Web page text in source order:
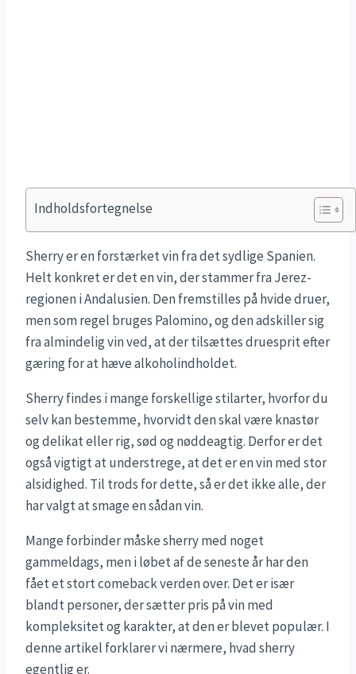
Indholdsfortegnelse
Sherry er en forstærket vin fra det sydlige Spanien.
Helt konkret er det en vin, der stammer fra Jerez-
regionen i Andalusien. Den fremstilles på hvide druer,
men som regel bruges Palomino, og den adskiller sig
fra almindelig vin ved, at der tilsættes druesprit efter
gæring for at hæve alkoholindholdet.
Sherry findes i mange forskellige stilarter, hvorfor du
selv kan bestemme, hvorvidt den skal være knastør
og delikat eller rig, sød og nøddeagtig. Derfor er det
også vigtigt at understrege, at det er en vin med stor
alsidighed. Til trods for dette, så er det ikke alle, der
har valgt at smage en sådan vin.
Mange forbinder måske sherry med noget
gammeldags, men i løbet af de seneste år har den
fået et stort comeback verden over. Det er især
blandt personer, der sætter pris på vin med
kompleksitet og karakter, at den er blevet populær. I
denne artikel forklarer vi nærmere, hvad sherry
egentlig er.